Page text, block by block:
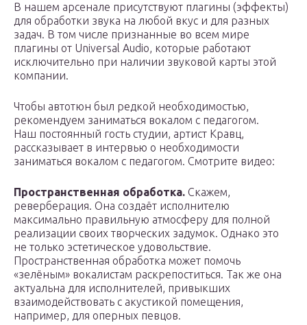
В нашем арсенале присутствуют плагины (эффекты)
для обработки звука на любой вкус и для разных
задач. В том числе признанные во всем мире
плагины от Universal Audio, которые работают
исключительно при наличии звуковой карты этой
компании.
Чтобы автотюн был редкой необходимостью,
рекомендуем заниматься вокалом с педагогом.
Наш постоянный гость студии, артист Кравц,
рассказывает в интервью о необходимости
заниматься вокалом с педагогом. Cмотрите видео:
Пространственная обработка. Скажем,
реверберация. Она создаёт исполнителю
максимально правильную атмосферу для полной
реализации своих творческих задумок. Однако это
не только эстетическое удовольствие.
Пространственная обработка может помочь
«зелёным» вокалистам раскрепоститься. Так же она
актуальна для исполнителей, привыкших
взаимодействовать с акустикой помещения,
например, для оперных певцов.